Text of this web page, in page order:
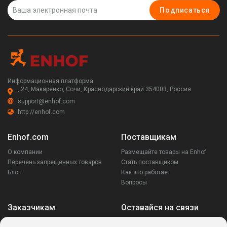
Подписаться
Информационная платформа
, 24, Макаренко, Сочи, Краснодарский край 354003, Россия
support@enhof.com
http://enhof.com
Enhof.com
О компании
Перечень запрещенных товаров
Блог
Поставщикам
Размещайте товары на Enhof
Стать поставщиком
Как это работает
Вопросы
Заказчикам Оставайся на связи